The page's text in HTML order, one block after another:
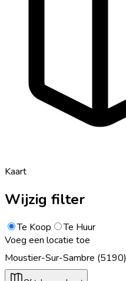
Kaart
Wijzig filter
Te Koop
Te Huur
Voeg een locatie toe
Moustier-Sur-Sambre (5190)